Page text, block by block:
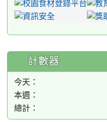
計數器
今天：
本週：
總計：